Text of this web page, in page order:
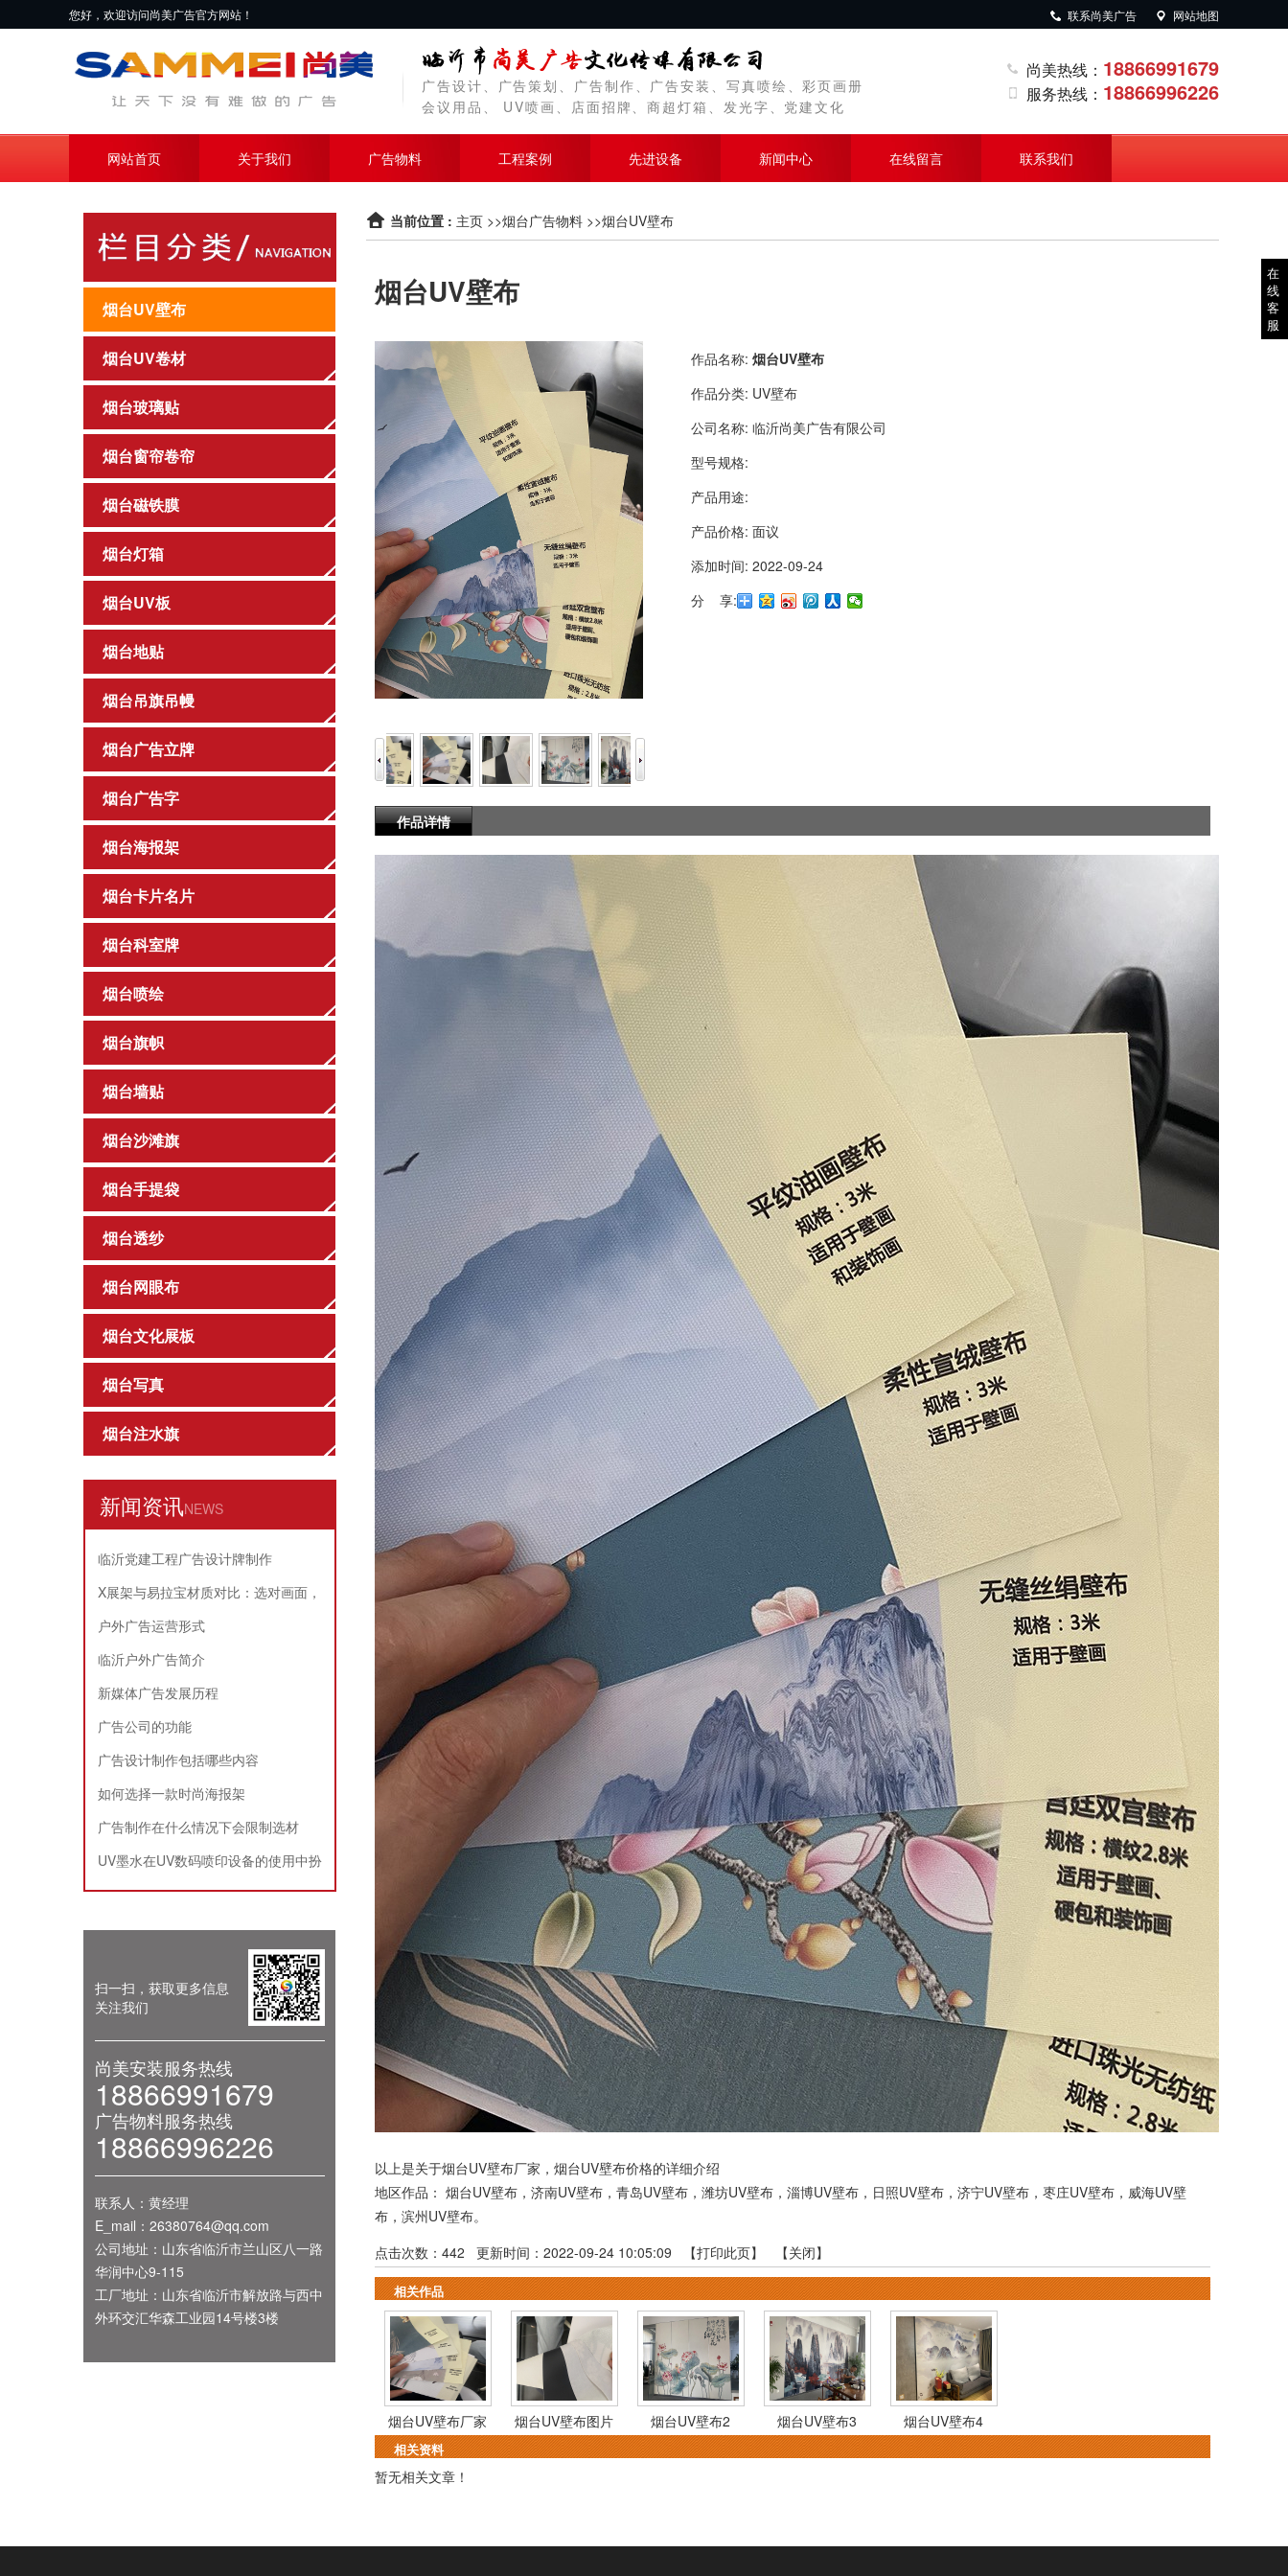
您好，欢迎访问尚美广告官方网站！ 联系尚美广告 网站地图
广告设计、广告策划、广告制作、广告安装、写真喷绘、彩页画册
会议用品、 UV喷画、店面招牌、商超灯箱、发光字、党建文化
尚美热线： 18866991679
服务热线： 18866996226
网站首页 关于我们 广告物料 工程案例 先进设备 新闻中心 在线留言 联系我们
烟台UV壁布
烟台UV卷材
烟台玻璃贴
烟台窗帘卷帘
烟台磁铁膜
烟台灯箱
烟台UV板
烟台地贴
烟台吊旗吊幔
烟台广告立牌
烟台广告字
烟台海报架
烟台卡片名片
烟台科室牌
烟台喷绘
烟台旗帜
烟台墙贴
烟台沙滩旗
烟台手提袋
烟台透纱
烟台网眼布
烟台文化展板
烟台写真
烟台注水旗
新闻资讯NEWS
临沂党建工程广告设计牌制作
X展架与易拉宝材质对比：选对画面，
耐用又省心
户外广告运营形式
临沂户外广告简介
新媒体广告发展历程
广告公司的功能
广告设计制作包括哪些内容
如何选择一款时尚海报架
广告制作在什么情况下会限制选材
UV墨水在UV数码喷印设备的使用中扮
演的角色
扫一扫，获取更多信息
关注我们
尚美安装服务热线
18866991679
广告物料服务热线
18866996226
联系人：黄经理
E_mail：26380764@qq.com
公司地址：山东省临沂市兰山区八一路
华润中心9-115
工厂地址：山东省临沂市解放路与西中
外环交汇华森工业园14号楼3楼
当前位置 : 主页 >>烟台广告物料 >>烟台UV壁布
烟台UV壁布
作品名称: 烟台UV壁布
作品分类: UV壁布
公司名称: 临沂尚美广告有限公司
型号规格:
产品用途:
产品价格: 面议
添加时间: 2022-09-24
分 享:
作品详情
以上是关于烟台UV壁布厂家，烟台UV壁布价格的详细介绍
地区作品： 烟台UV壁布， 济南UV壁布， 青岛UV壁布， 潍坊UV壁布， 淄博UV壁布， 日照UV壁布， 济宁UV壁布， 枣庄UV壁布， 威海UV壁
布， 滨州UV壁布。
点击次数： 442 更新时间：2022-09-24 10:05:09 【打印此页】 【关闭】
相关作品
烟台UV壁布厂家 烟台UV壁布图片 烟台UV壁布2 烟台UV壁布3 烟台UV壁布4
相关资料
暂无相关文章！
在
线
客
服